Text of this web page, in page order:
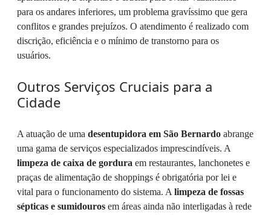
para os andares inferiores, um problema gravíssimo que gera
conflitos e grandes prejuízos. O atendimento é realizado com
discrição, eficiência e o mínimo de transtorno para os
usuários.
Outros Serviços Cruciais para a
Cidade
A atuação de uma desentupidora em São Bernardo abrange
uma gama de serviços especializados imprescindíveis. A
limpeza de caixa de gordura em restaurantes, lanchonetes e
praças de alimentação de shoppings é obrigatória por lei e
vital para o funcionamento do sistema. A limpeza de fossas
sépticas e sumidouros em áreas ainda não interligadas à rede